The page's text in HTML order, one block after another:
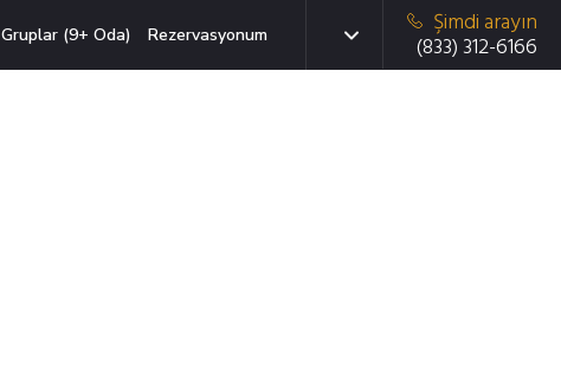
Gruplar (9+ Oda) Rezervasyonum
Şimdi arayın
(833) 312-6166